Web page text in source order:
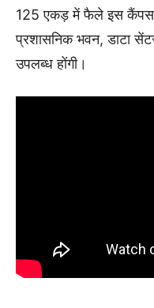
125 एकड़ में फैले इस कैंपस
प्रशासनिक भवन, डाटा
उपलब्ध होंगी।